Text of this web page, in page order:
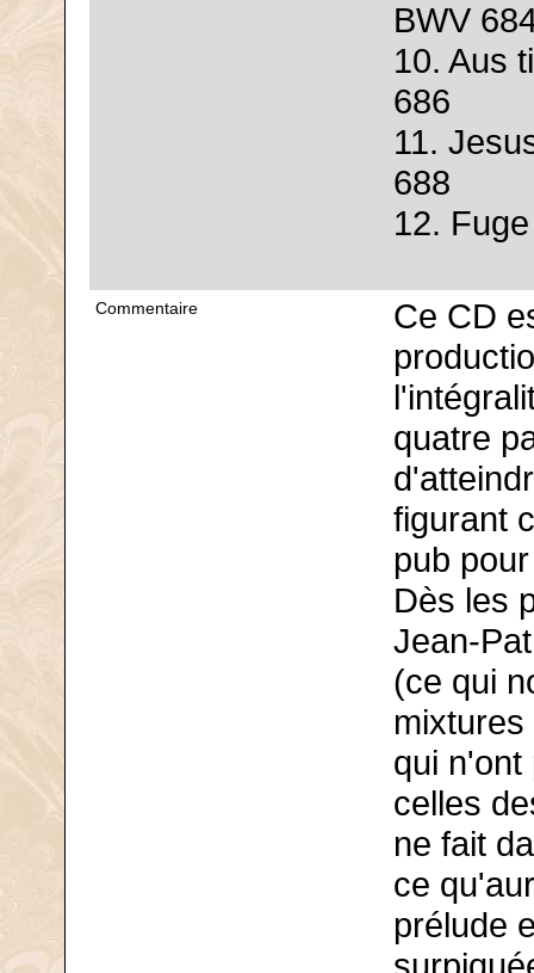
BWV
10. Aus
686
11.
688
12.
Commentaire
Ce CD
quatre
figurant
pub
Dès les
Jean-
(ce qui
qui n'ont
celles
ne fait
ce
prélude